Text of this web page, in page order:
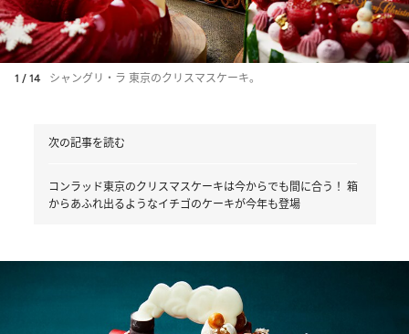
1 / 14 シャングリ・ラ 東京のクリスマスケーキ。
次の記事を読む
コンラッド東京のクリスマスケーキは今からでも間に合う！ 箱
からあふれ出るようなイチゴのケーキが今年も登場